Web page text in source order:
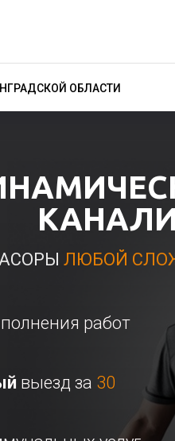
ОБЛАСТИ
выезд за 30
работ
ЛЮБОЙ